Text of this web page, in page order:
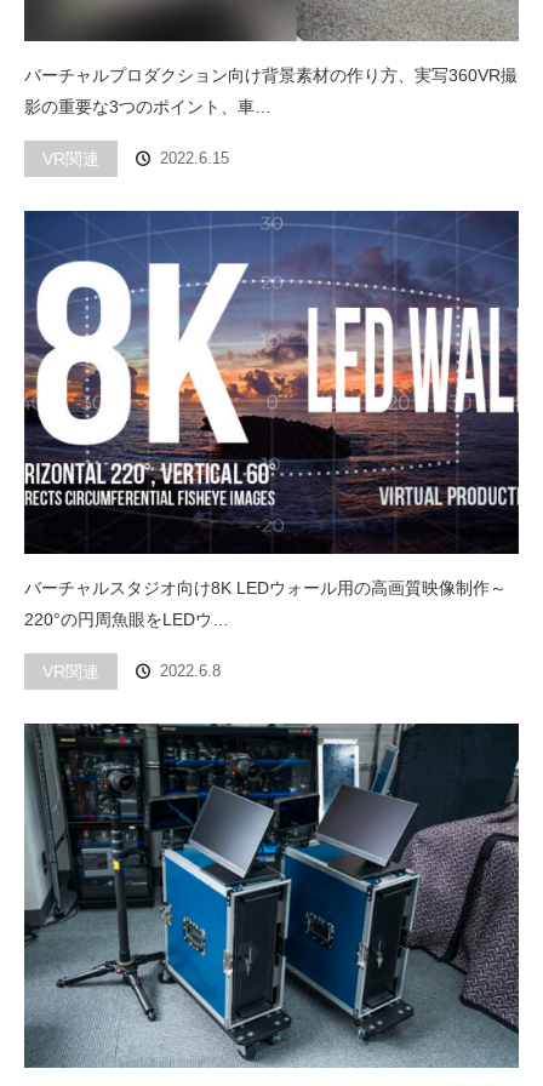
バーチャルプロダクション向け背景素材の作り方、実写360VR撮
影の重要な3つのポイント、車…
VR関連 2022.6.15
バーチャルスタジオ向け8K LEDウォール用の高画質映像制作～
220°の円周魚眼をLEDウ…
VR関連 2022.6.8